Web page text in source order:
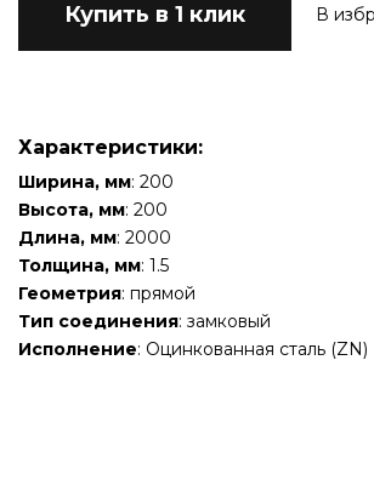
Купить в 1 клик В
Характеристики:
Ширина, мм: 200
Высота, мм: 200
Длина, мм: 2000
Толщина, мм: 1.5
Геометрия: прямой
Тип соединения: замковый
Исполнение: Оцинкованная сталь (ZN)